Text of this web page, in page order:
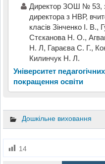
Директор ЗОШ № 53,
директора з НВР,
класів Зінченко І. В.,
Стєканова Н. О.,
Н. Л, Гараєва С. Г.,
Килинчук Н. Л.
Університет
покращення освіти
Дошкільне виховання
14